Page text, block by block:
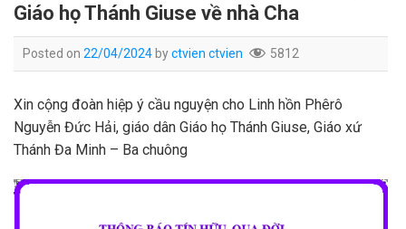
Giáo họ Thánh Giuse về nhà Cha
Posted on 22/04/2024byctvien ctvien 5812
Xin cộng đoàn hiệp ý cầu nguyện cho Linh hồn Phêrô
Nguyễn Đức Hải, giáo dân Giáo họ Thánh Giuse, Giáo xứ
Thánh Đa Minh – Ba chuông